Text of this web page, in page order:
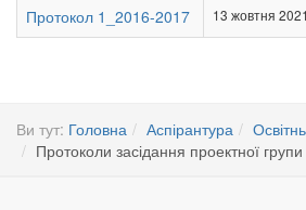
Протокол 1_2016-2017 13 жовтня 2021
Ви тут: Головна Аспірантура
Протоколи засідання проектної групи